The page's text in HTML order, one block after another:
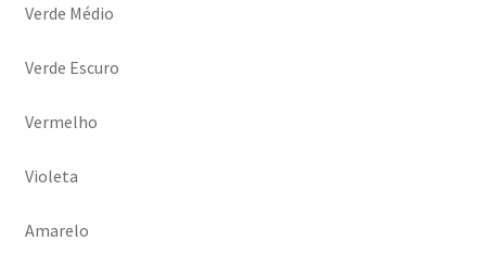
Política de reembolso e devoluções
Quem Somos
Verde Médio
Verde Escuro
Vermelho
Violeta
Amarelo